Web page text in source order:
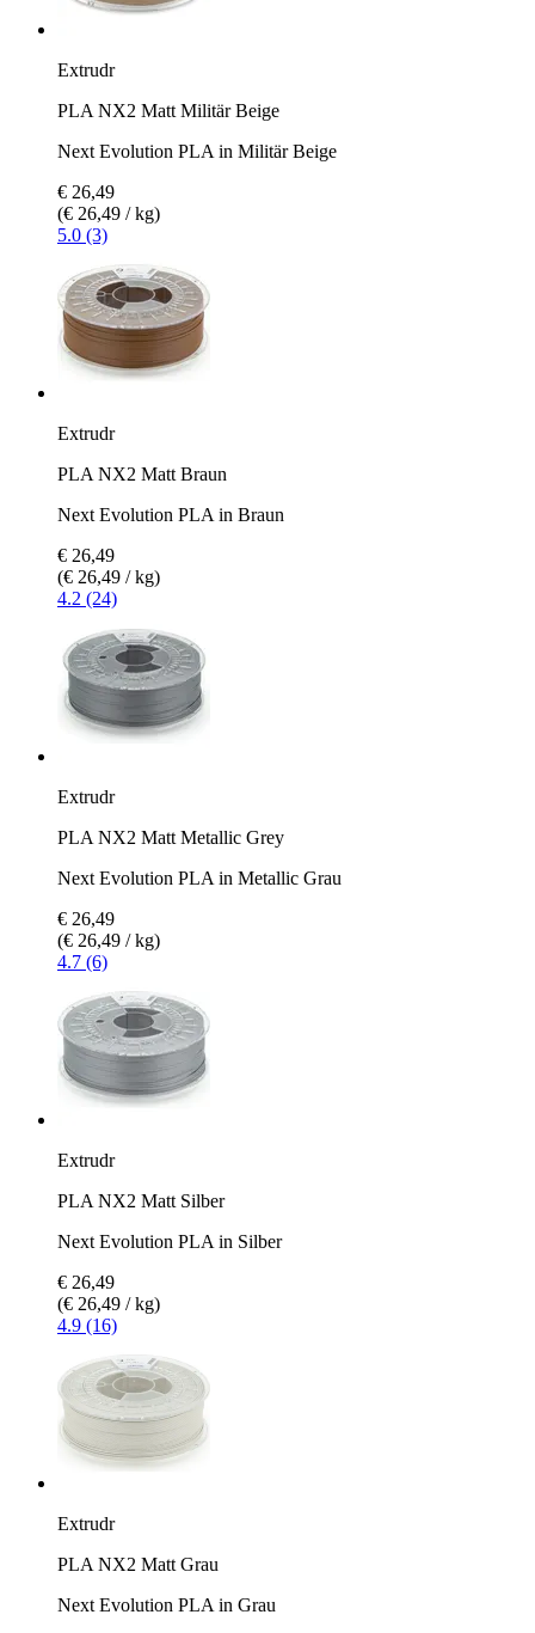
Extrudr
PLA NX2 Matt Militär Beige
Next Evolution PLA in Militär Beige
€ 26,49
(€ 26,49 / kg)
5.0 (3)
Extrudr
PLA NX2 Matt Braun
Next Evolution PLA in Braun
€ 26,49
(€ 26,49 / kg)
4.2 (24)
Extrudr
PLA NX2 Matt Metallic Grey
Next Evolution PLA in Metallic Grau
€ 26,49
(€ 26,49 / kg)
4.7 (6)
Extrudr
PLA NX2 Matt Silber
Next Evolution PLA in Silber
€ 26,49
(€ 26,49 / kg)
4.9 (16)
Extrudr
PLA NX2 Matt Grau
Next Evolution PLA in Grau